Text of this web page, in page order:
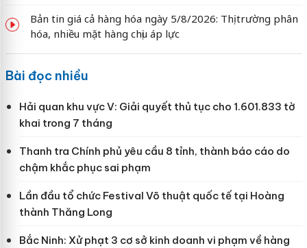
Bản tin giá cả hàng hóa ngày 5/8/2026: Thị trường phân
hóa, nhiều mặt hàng chịu áp lực
Bài đọc nhiều
Hải quan khu vực V: Giải quyết thủ tục cho 1.601.833 tờ
khai trong 7 tháng
Thanh tra Chính phủ yêu cầu 8 tỉnh, thành báo cáo do
chậm khắc phục sai phạm
Lần đầu tổ chức Festival Võ thuật quốc tế tại Hoàng
thành Thăng Long
Bắc Ninh: Xử phạt 3 cơ sở kinh doanh vi phạm về hàng